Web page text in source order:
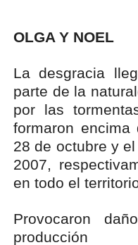
OLGA Y NOEL
La desgracia
parte de la
por las
formaron
28 de octubre y
2007,
en todo el
Provocaron
producción